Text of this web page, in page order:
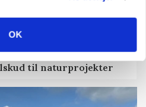
OK
til naturprojekter